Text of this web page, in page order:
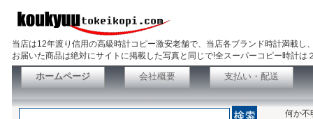
当店は12年渡り信用の高級時計コピー激安老舗で、当店各ブランド時計満載
お届いた商品は絶対にサイトに掲載した写真と同じで!全スーパーコピー時計
ホームページ 会社概要 支払い・配送
何か不